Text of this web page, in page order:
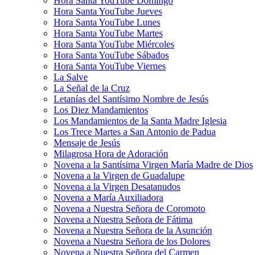
Hora Santa YouTube Jueves
Hora Santa YouTube Lunes
Hora Santa YouTube Martes
Hora Santa YouTube Miércoles
Hora Santa YouTube Sábados
Hora Santa YouTube Viernes
La Salve
La Señal de la Cruz
Letanías del Santísimo Nombre de Jesús
Los Diez Mandamientos
Los Mandamientos de la Santa Madre Iglesia
Los Trece Martes a San Antonio de Padua
Mensaje de Jesús
Milagrosa Hora de Adoración
Novena a la Santísima Virgen María Madre de Dios
Novena a la Virgen de Guadalupe
Novena a la Virgen Desatanudos
Novena a María Auxiliadora
Novena a Nuestra Señora de Coromoto
Novena a Nuestra Señora de Fátima
Novena a Nuestra Señora de la Asunción
Novena a Nuestra Señora de los Dolores
Novena a Nuestra Señora del Carmen